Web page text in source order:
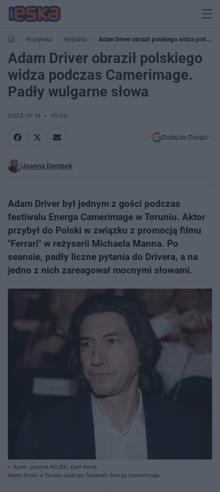
Rozrywka Hotplota
Adam Driver obraził polskiego widza podczas
Camerimage. Padły wulgarne słowa
Adam Driver obraził polskiego
widza podczas Camerimage.
Padły wulgarne słowa
2023-11-14 10:26
Dodaj do Google
Joanna Dembek
Adam Driver był jednym z gości podczas
festiwalu Energa Camerimage w Toruniu. Aktor
przybył do Polski w związku z promocją filmu
"Ferrari" w reżyserii Michaela Manna. Po
seansie, padły liczne pytania do Drivera, a na
jedno z nich zareagował mocnymi słowami.
Autor: Justyna ROJEK/ East News
Adam Driver w Toruniu podczas festiwalu Energa Camerimage